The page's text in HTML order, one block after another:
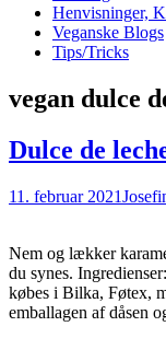
Henvisninger,
Veganske Blogs
Tips/Tricks
vegan dulce
Dulce de
11. februar 2021
Nem og lækker
du synes.
købes i Bilka, Føtex,
emballagen af dåsen